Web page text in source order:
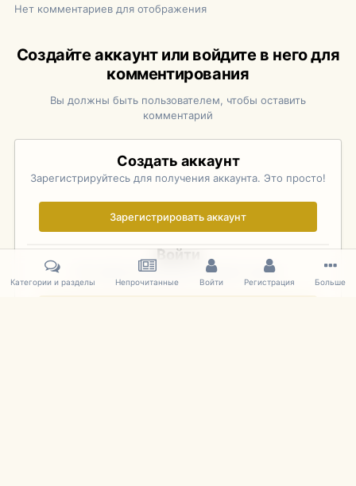
Нет комментариев для отображения
Создайте аккаунт или войдите в него для
комментирования
Вы должны быть пользователем, чтобы оставить
комментарий
Создать аккаунт
Зарегистрируйтесь для получения аккаунта. Это просто!
Зарегистрировать аккаунт
Войти
Уже зарегистрированы? Войдите здесь.
Категории и разделы Непрочитанные Войти Регистрация Больше